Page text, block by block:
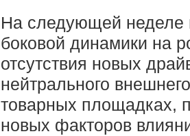
На следующей
боковой динамики на
отсутствия новых
нейтрального
товарных площадках,
новых факторов